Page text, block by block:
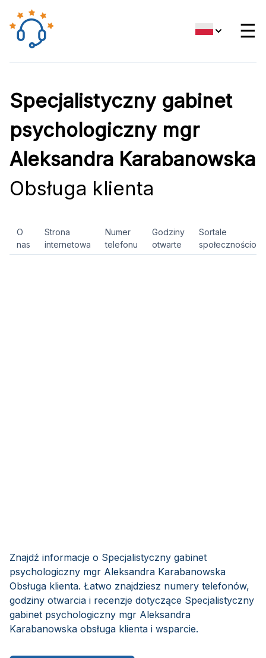
☰
Specjalistyczny gabinet
psychologiczny mgr
Aleksandra Karabanowska
Obsługa klienta
O
nas
Strona
internetowa
Numer
telefonu
Godziny
otwarte
Sortale
Znajdź informacje o Specjalistyczny gabinet
psychologiczny mgr Aleksandra Karabanowska
Obsługa klienta. Łatwo znajdziesz numery telefonów,
godziny otwarcia i recenzje dotyczące Specjalistyczny
gabinet psychologiczny mgr Aleksandra
Karabanowska obsługa klienta i wsparcie.